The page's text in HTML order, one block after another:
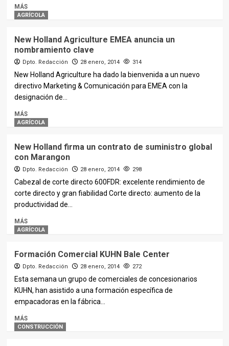
MÁS
AGRÍCOLA
New Holland Agriculture EMEA anuncia un
nombramiento clave
Dpto. Redacción 28 enero, 2014 314
New Holland Agriculture ha dado la bienvenida a un nuevo
directivo Marketing & Comunicación para EMEA con la
designación de...
MÁS
AGRÍCOLA
New Holland firma un contrato de suministro global
con Marangon
Dpto. Redacción 28 enero, 2014 298
Cabezal de corte directo 600FDR: excelente rendimiento de
corte directo y gran fiabilidad Corte directo: aumento de la
productividad de...
MÁS
AGRÍCOLA
Formación Comercial KUHN Bale Center
Dpto. Redacción 28 enero, 2014 272
Esta semana un grupo de comerciales de concesionarios
KUHN, han asistido a una formación específica de
empacadoras en la fábrica...
MÁS
CONSTRUCCIÓN